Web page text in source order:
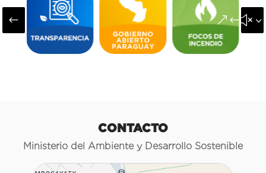
#
CONTACTO
Ministerio del Ambiente y Desarrollo Sostenible